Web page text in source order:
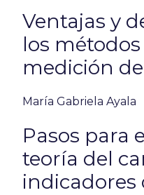
Ventajas y
los
medición
María Gabriela Ayala
Pasos para
teoría del
indicadores